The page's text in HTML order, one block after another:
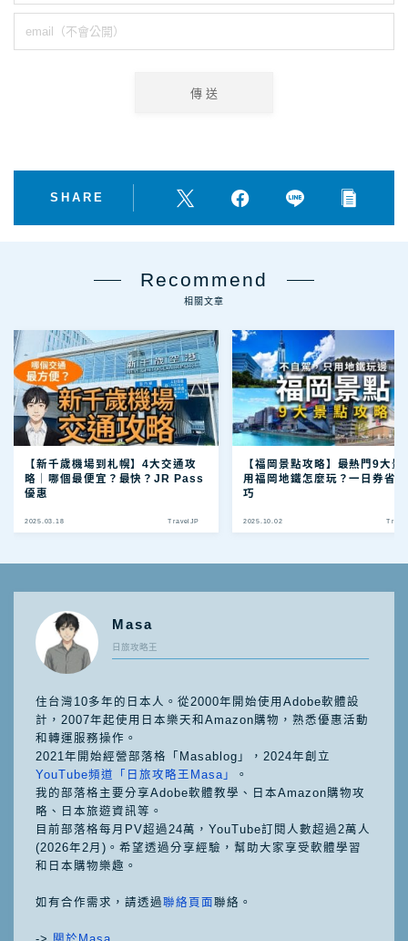
SHARE
Recommend
相關文章
【新千歲機場到札幌】4大交通攻
略｜哪個最便宜？最快？JR Pass
優惠
2025.03.18 TravelJP
【福岡景點攻略】最熱門9大景
用福岡地鐵怎麼玩？一日券省
巧
2025.10.02
Masa
日旅攻略王
住台灣10多年的日本人。從2000年開始使用Adobe軟體設
計，2007年起使用日本樂天和Amazon購物，熟悉優惠活動
和轉運服務操作。
2021年開始經營部落格「Masablog」，2024年創立
YouTube頻道「日旅攻略王Masa」
。
我的部落格主要分享Adobe軟體教學、日本Amazon購物攻
略、日本旅遊資訊等。
目前部落格每月PV超過24萬，YouTube訂閱人數超過2萬人
(2026年2月)。希望透過分享經驗，幫助大家享受軟體學習
和日本購物樂趣。
如有合作需求，請透過聯絡頁面聯絡。